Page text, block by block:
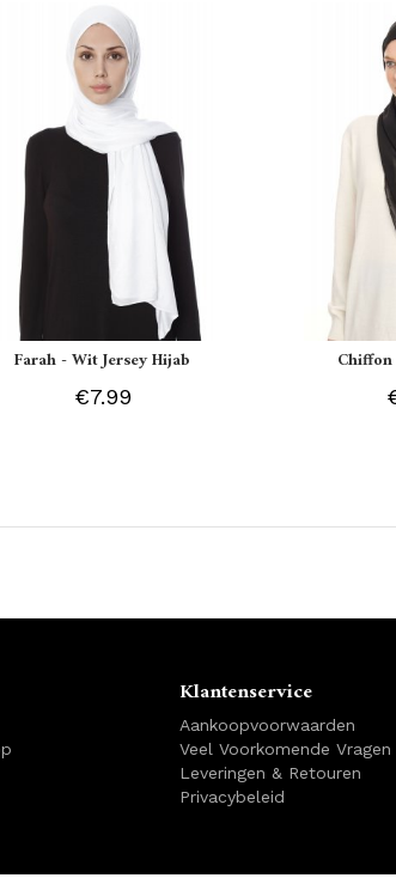
Farah - Wit Jersey Hijab
€7.99
Klantenservice
Aankoopvoorwaarden
Veel Voorkomende Vragen
Leveringen & Retouren
Privacybeleid